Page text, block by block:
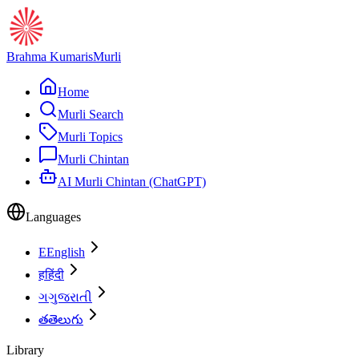
Brahma KumarisMurli
Home
Murli Search
Murli Topics
Murli Chintan
AI Murli Chintan (ChatGPT)
Languages
EEnglish
हहिंदी
ગગુજરાતી
తతెలుగు
Library